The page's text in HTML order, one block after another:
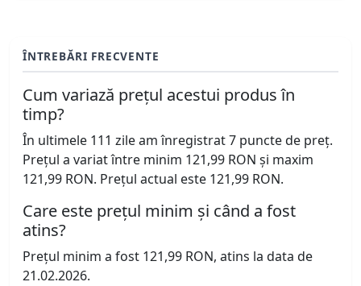
ÎNTREBĂRI FRECVENTE
Cum variază prețul acestui produs în
timp?
În ultimele 111 zile am înregistrat 7 puncte de preț.
Prețul a variat între minim 121,99 RON și maxim
121,99 RON. Prețul actual este 121,99 RON.
Care este prețul minim și când a fost
atins?
Prețul minim a fost 121,99 RON, atins la data de
21.02.2026.